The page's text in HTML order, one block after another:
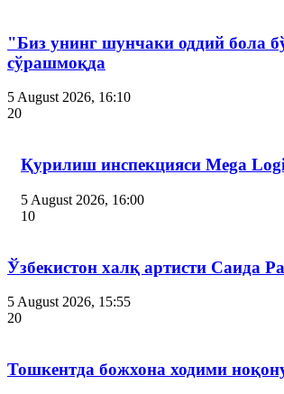
"Биз унинг шунчаки оддий бола
сўрашмоқда
5 August 2026, 16:10
20
Қурилиш инспекцияси Мega
5 August 2026, 16:00
10
Ўзбекистон халқ артисти Саида
5 August 2026, 15:55
20
Тошкентда божхона ходими